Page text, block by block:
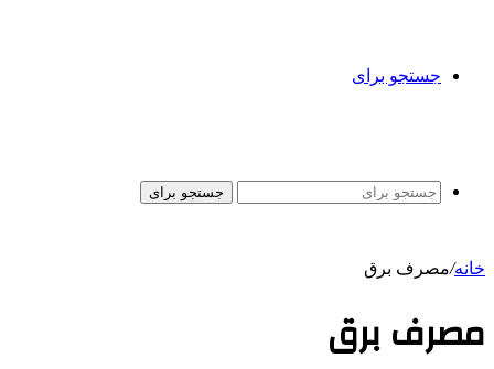
جستجو برای
جستجو برای
خانه/مصرف برق
مصرف برق